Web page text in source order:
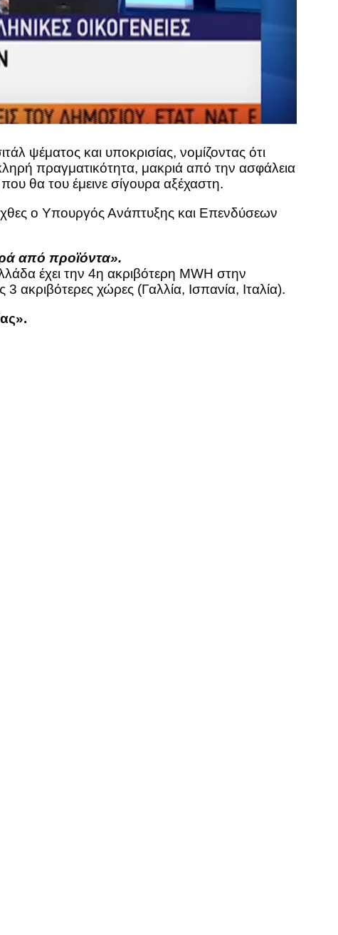
ψέματος και υποκρισίας, νομίζοντας ότι
πραγματικότητα, μακριά από την ασφάλεια
θα του έμεινε σίγουρα αξέχαστη.
ο Υπουργός Ανάπτυξης και Επενδύσεων
από προϊόντα».
έχει την 4η ακριβότερη MWH στην
χώρες (Γαλλία, Ισπανία, Ιταλία).